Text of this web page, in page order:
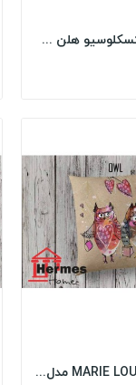
کوسن ساتن اکسکلوسیو هلن جورج HELEN GEORGE مدل:...
کوسن ماری لو MARIE LOU مدل: OWL